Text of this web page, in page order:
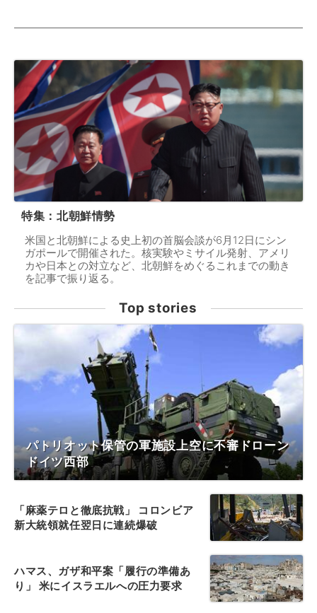
特集：北朝鮮情勢
米国と北朝鮮による史上初の首脳会談が6月12日にシン
ガポールで開催された。核実験やミサイル発射、アメリ
カや日本との対立など、北朝鮮をめぐるこれまでの動き
を記事で振り返る。
Top stories
パトリオット保管の軍施設上空に不審ドローン
ドイツ西部
「麻薬テロと徹底抗戦」 コロンビア
新大統領就任翌日に連続爆破
ハマス、ガザ和平案「履行の準備あ
り」 米にイスラエルへの圧力要求